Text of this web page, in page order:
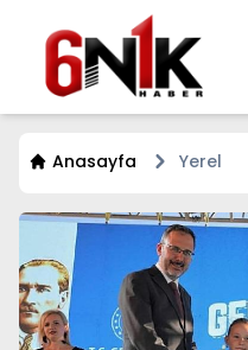
Anasayfa Yerel